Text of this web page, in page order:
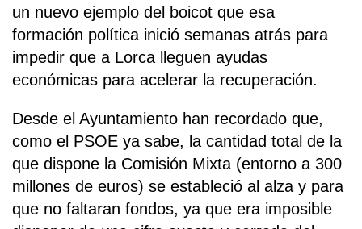
un nuevo ejemplo del boicot que esa
formación política inició semanas atrás para
impedir que a Lorca lleguen ayudas
económicas para acelerar la recuperación.
Desde el Ayuntamiento han recordado que,
como el PSOE ya sabe, la cantidad total de la
que dispone la Comisión Mixta (entorno a 300
millones de euros) se estableció al alza y para
que no faltaran fondos, ya que era imposible